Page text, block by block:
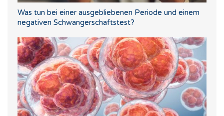
Was tun bei einer ausgebliebenen Periode und einem
negativen Schwangerschaftstest?